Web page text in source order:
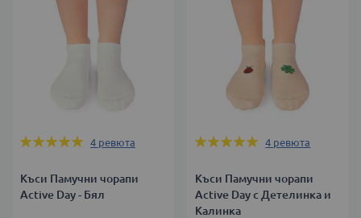
Оценка:
4 ревюта
Къси Памучни чорапи
Active Day - Бял
Оценка:
4 ревюта
Къси Памучни чорапи
Active Day с Детелинка и
Калинка